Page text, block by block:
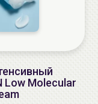
Low Molecular